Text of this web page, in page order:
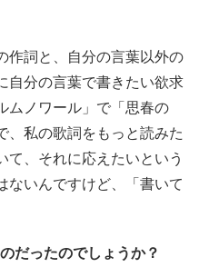
作詞と、自分の言葉以外の
自分の言葉で書きたい欲求
ムノワール」で「思春の
、私の歌詞をもっと読みた
て、それに応えたいという
ないんですけど、「書いて
だったのでしょうか？